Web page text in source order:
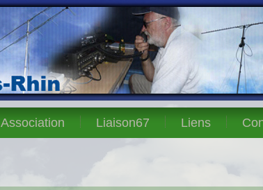
Association Liaison67 Liens